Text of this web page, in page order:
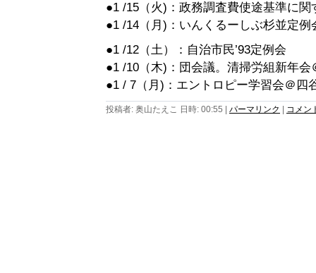
●1 /15（火)：政務調査費使途基準に関
●1 /14（月)：いんくるーしぶ杉並定例
●1 /12（土）：自治市民’93定例会
●1 /10（木)：団会議。清掃労組新年会
●1 / 7（月)：エントロピー学習会＠四
投稿者: 奥山たえこ 日時: 00:55 パーマリンク コメン